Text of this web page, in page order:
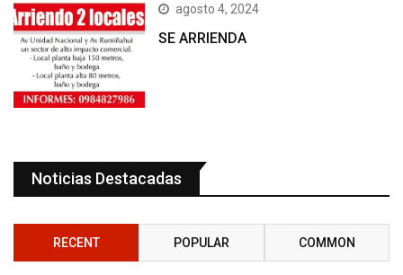
agosto 4, 2024
SE ARRIENDA
Noticias Destacadas
RECENT POPULAR COMMON